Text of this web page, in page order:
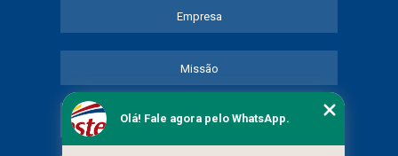
Empresa
Missão
Serviços
Olá! Fale agora pelo WhatsApp.